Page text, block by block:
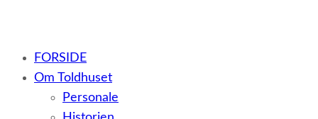
– et botilbud til voksne udviklingshæmmede og sent
udviklede personer samt voksne med psykiske lidelser
FORSIDE
Om Toldhuset
Personale